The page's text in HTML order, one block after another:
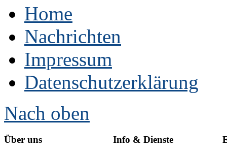
Home
Nachrichten
Impressum
Datenschutzerklärung
Nach oben
Über uns Info & Dienste